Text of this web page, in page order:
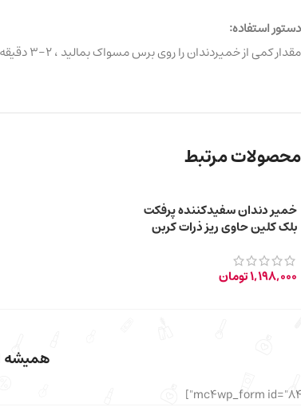
دستور استفاده:
مقدار کمی از خمیردندان را روی برس مسواک بمالید ، 2-3 دقیقه دندان های خود را مسواک بزنید ، سپس دهان خود را کاملاً بشویید. دندانپزشکان توصیه می کنند حداقل 2 بار در روز مسواک بزنید.
محصولات مرتبط
خمیر دندان سفیدکننده پرفکت
بلک کلین حاوی ریز ذرات کربن
1,198,000تومان
همیشه